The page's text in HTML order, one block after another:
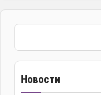
Поиск
Новости